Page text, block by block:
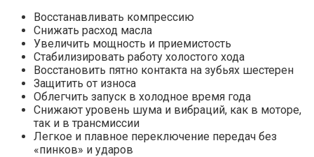
Восстанавливать компрессию
Снижать расход масла
Увеличить мощность и приемистость
Стабилизировать работу холостого хода
Восстановить пятно контакта на зубьях шестерен
Защитить от износа
Облегчить запуск в холодное время года
Снижают уровень шума и вибраций, как в моторе,
так и в трансмиссии
Легкое и плавное переключение передач без
«пинков» и ударов